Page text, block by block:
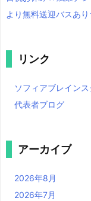
より無料送迎バスあ
リンク
ソフィアブレイン
代表者ブログ
アーカイブ
2026年8月
2026年7月